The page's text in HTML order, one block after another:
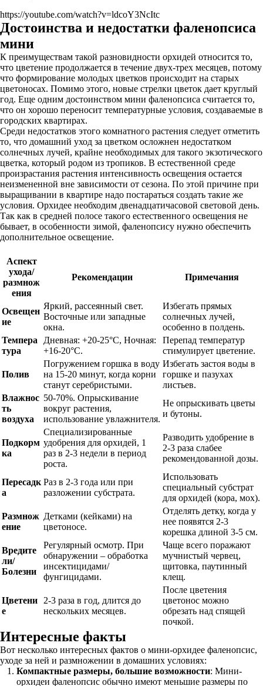
https://youtube.com/watch?v=ldcoY3NcItc
Достоинства и недостатки фаленопсиса
мини
К преимуществам такой разновидности орхидей относится то,
что цветение продолжается в течение двух-трех месяцев, потому
что формирование молодых цветков происходит на старых
цветоносах. Помимо этого, новые стрелки цветок дает круглый
год. Еще одним достоинством мини фаленопсиса считается то,
что он хорошо переносит температурные условия, создаваемые в
городских квартирах.
Среди недостатков этого комнатного растения следует отметить
то, что домашний уход за цветком осложнен недостатком
солнечных лучей, крайне необходимых для такого экзотического
цветка, который родом из тропиков. В естественной среде
произрастания растения интенсивность освещения остается
неизмененной вне зависимости от сезона. По этой причине при
выращивании в квартире надо постараться создать такие же
условия. Орхидее необходим двенадцатичасовой световой день.
Так как в средней полосе такого естественного освещения не
бывает, в особенности зимой, фаленопсису нужно обеспечить
дополнительное освещение.
Аспект
ухода/
размнож
ения
Рекомендации Примечания
Освещен
ие
Яркий, рассеянный свет.
Восточные или западные
окна.
Избегать прямых
солнечных лучей,
особенно в полдень.
Темпера
тура
Дневная: +20-25°C, Ночная:
+16-20°C.
Перепад температур
стимулирует цветение.
Полив
Погружением горшка в воду
на 15-20 минут, когда корни
станут серебристыми.
Избегать застоя воды в
горшке и пазухах
листьев.
Влажнос
ть
воздуха
50-70%. Опрыскивание
вокруг растения,
использование увлажнителя.
Не опрыскивать цветы
и бутоны.
Подкорм
ка
Специализированные
удобрения для орхидей, 1
раз в 2-3 недели в период
роста.
Разводить удобрение в
2-3 раза слабее
рекомендованной дозы.
Пересадк
а
Раз в 2-3 года или при
разложении субстрата.
Использовать
специальный субстрат
для орхидей (кора, мох).
Размнож
ение
Детками (кейками) на
цветоносе.
Отделять детку, когда у
нее появятся 2-3
корешка длиной 3-5 см.
Вредите
ли/
Болезни
Регулярный осмотр. При
обнаружении – обработка
инсектицидами/
фунгицидами.
Чаще всего поражают
мучнистый червец,
щитовка, паутинный
клещ.
Цветени
е
2-3 раза в год, длится до
нескольких месяцев.
После цветения
цветонос можно
обрезать над спящей
почкой.
Интересные факты
Вот несколько интересных фактов о мини-орхидее фаленопсис,
уходе за ней и размножении в домашних условиях:
Компактные размеры, большие возможности: Мини-
орхидеи фаленопсис обычно имеют меньшие размеры по